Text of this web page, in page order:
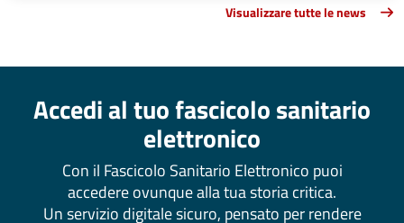
Visualizzare tutte le news
Accedi al tuo fascicolo sanitario
elettronico
Con il Fascicolo Sanitario Elettronico puoi
accedere ovunque alla tua storia critica.
Un servizio digitale sicuro, pensato per rendere